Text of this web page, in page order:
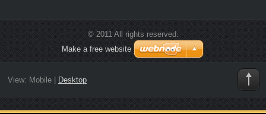
© 2011 All rights reserved.
Make a free website
View: Mobile| Desktop